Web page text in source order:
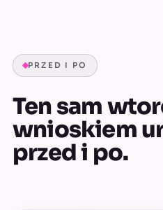
PRZED I PO
Ten sam
wnioskiem
przed i po.